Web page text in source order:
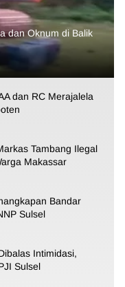
dan Oknum di Balik
dan RC Merajalela
Tambang Ilegal
Makassar
Bandar
Sulsel
Intimidasi,
Sulsel